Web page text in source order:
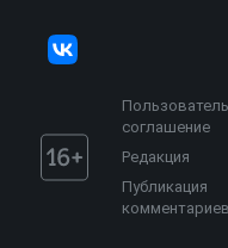
соглашение
Редакция
Публикация
комментариев